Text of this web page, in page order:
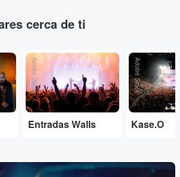
cerca de ti
Adobe Stock
Entradas Walls
Adobe Stock
Kase.O